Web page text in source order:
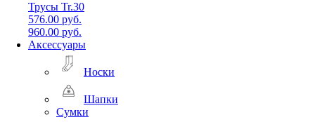
Трусы Tr.30
576.00 руб.
960.00 руб.
Аксессуары
Носки
Шапки
Сумки